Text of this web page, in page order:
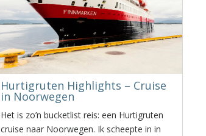
Hurtigruten Highlights – Cruise
in Noorwegen
Het is zo’n bucketlist reis: een Hurtigruten
cruise naar Noorwegen. Ik scheepte in in